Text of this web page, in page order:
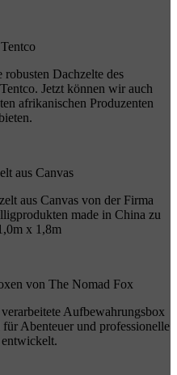
Dachzelte des
Jetzt können wir auch
afrikanischen Produzenten
aus Canvas
aus Canvas von der Firma
made in China zu
x 1,8m
von The Nomad Fox
Aufbewahrungsbox
Abenteuer und professionelle